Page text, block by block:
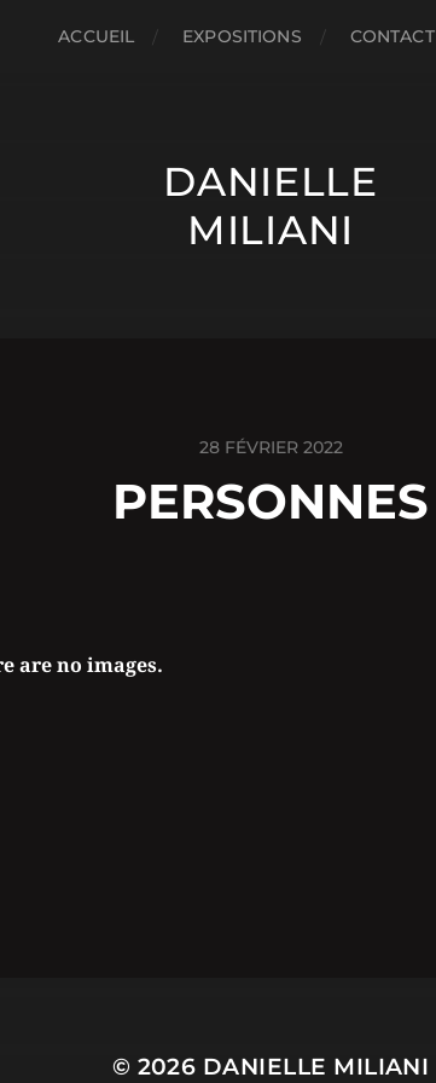
ACCUEIL EXPOSITIONS CONTACT
DANIELLE
MILIANI
28 FÉVRIER 2022
PERSONNES
are no images.
© 2026 DANIELLE MILIANI